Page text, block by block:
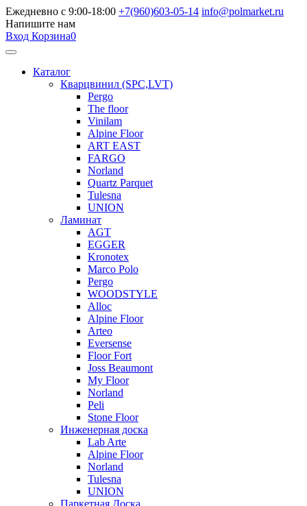
Ежедневно с 9:00-18:00 +7(960)603-05-14 info@polmarket.ru
Напишите нам
Вход Корзина0
Каталог
Кварцвинил (SPC,LVT)
Pergo
The floor
Vinilam
Alpine Floor
ART EAST
FARGO
Norland
Quartz Parquet
Tulesna
UNION
Ламинат
AGT
EGGER
Kronotex
Marco Polo
Pergo
WOODSTYLE
Alloc
Alpine Floor
Arteo
Eversense
Floor Fort
Joss Beaumont
My Floor
Norland
Peli
Stone Floor
Инженерная доска
Lab Arte
Alpine Floor
Norland
Tulesna
UNION
Паркетная Доска